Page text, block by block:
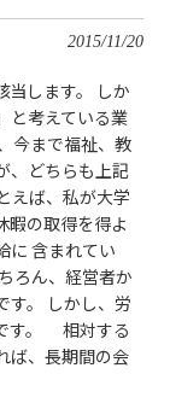
2015/11/20
します。 しか
と考えている業
今まで福祉、教
、どちらも上記
えば、私が大学
暇の取得を得よ
に 含まれてい
ろん、経営者か
す。 しかし、労
す。 相対する
ば、長期間の会